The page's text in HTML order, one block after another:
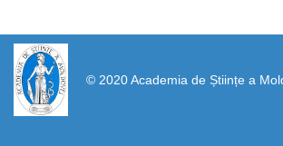
© 2020 Academia de Științe a
https://propletenie.ru/